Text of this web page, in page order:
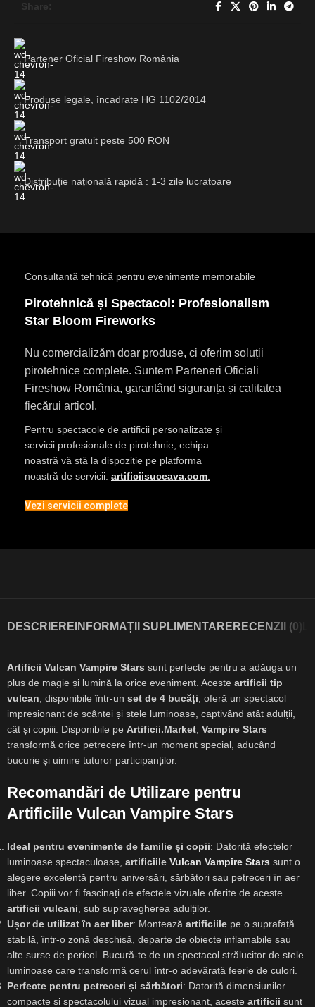
Share:
Partener Oficial Fireshow România
Produse legale, încadrate HG 1102/2014
Transport gratuit peste 500 RON
Distribuție națională rapidă : 1-3 zile lucratoare
Consultantă tehnică pentru evenimente memorabile
Pirotehnică și Spectacol: Profesionalism
Star Bloom Fireworks
Nu comercializăm doar produse, ci oferim soluții
pirotehnice complete. Suntem Parteneri Oficiali
Fireshow România, garantând siguranța și calitatea
fiecărui articol.
Pentru spectacole de artificii personalizate și
servicii profesionale de pirotehnie, echipa
noastră vă stă la dispoziție pe platforma
noastră de servicii: artificiisuceava.com
Vezi servicii complete
DESCRIERE INFORMAȚII SUPLIMENTARE RECENZII (0)
Artificii Vulcan Vampire Stars sunt perfecte pentru a adăuga un
plus de magie și lumină la orice eveniment. Aceste artificii tip
vulcan , disponibile într-un set de 4 bucăți , oferă un spectacol
impresionant de scântei și stele luminoase, captivând atât adulții,
cât și copiii. Disponibile pe Artificii.Market Vampire Stars
transformă orice petrecere într-un moment special, aducând
bucurie și uimire tuturor participanților.
Recomandări de Utilizare pentru
Artificiile Vulcan Vampire Stars
Ideal pentru evenimente de familie și copii: Datorită efectelor
luminoase spectaculoase, artificiile Vulcan Vampire Stars sunt o
alegere excelentă pentru aniversări, sărbători sau petreceri în aer
liber. Copiii vor fi fascinați de efectele vizuale oferite de aceste
artificii vulcani , sub supravegherea adulților.
Ușor de utilizat în aer liber: Montează artificiile pe o suprafață
stabilă, într-o zonă deschisă, departe de obiecte inflamabile sau
alte surse de pericol. Bucură-te de un spectacol strălucitor de stele
luminoase care transformă cerul într-o adevărată feerie de culori.
Perfecte pentru petreceri și sărbători: Datorită dimensiunilor
compacte și spectacolului vizual impresionant, aceste artificii sunt